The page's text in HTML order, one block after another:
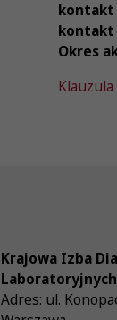
kontakt
Okres
Krajowa Izba
Laboratoryjnych
Adres: ul.